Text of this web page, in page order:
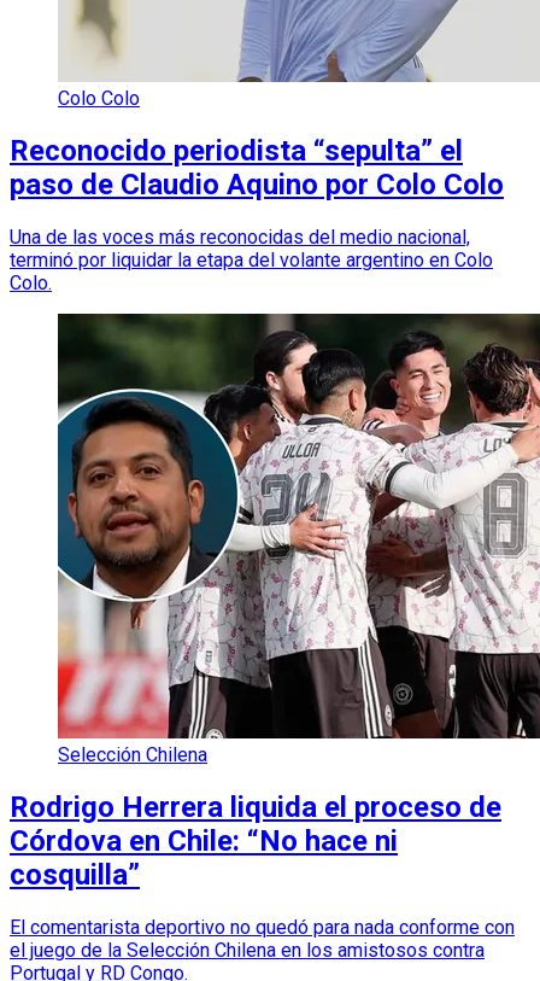
Colo Colo
Reconocido periodista “sepulta” el
paso de Claudio Aquino por Colo Colo
Una de las voces más reconocidas del medio nacional,
terminó por liquidar la etapa del volante argentino en Colo
Colo.
Selección Chilena
Rodrigo Herrera liquida el proceso de
Córdova en Chile: “No hace ni
cosquilla”
El comentarista deportivo no quedó para nada conforme con
el juego de la Selección Chilena en los amistosos contra
Portugal y RD Congo.